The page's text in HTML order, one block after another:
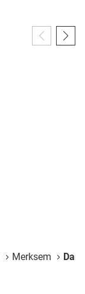
Merksem